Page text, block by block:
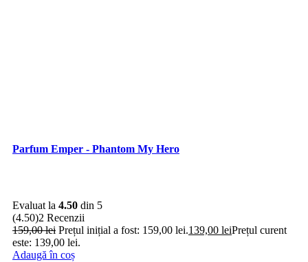
Parfum Emper - Phantom My Hero
Evaluat la 4.50 din 5
(4.50)2 Recenzii
159,00lei Prețul inițial a fost: 159,00 lei.139,00 leiPrețul curent
este: 139,00 lei.
Adaugă în coș